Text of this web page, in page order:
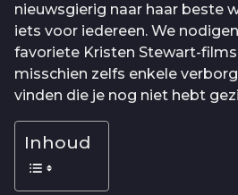
nieuwsgierig naar haar beste
iets voor iedereen. We
favoriete Kristen Stewart-
misschien zelfs enkele
vinden die je nog niet hebt
Inhoud